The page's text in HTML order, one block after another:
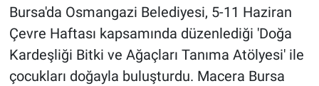
Bursa'da Osmangazi Belediyesi, 5-11 Haziran
Çevre Haftası kapsamında düzenlediği 'Doğa
Kardeşliği Bitki ve Ağaçları Tanıma Atölyesi' ile
çocukları doğayla buluşturdu. Macera Bursa